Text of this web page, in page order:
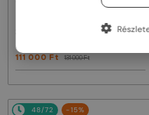
111 000 Ft 131 000 Ft
48/72 -15%